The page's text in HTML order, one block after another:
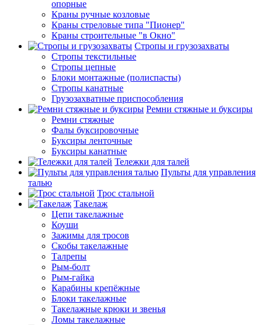
опорные
Краны ручные козловые
Краны стреловые типа "Пионер"
Краны строительные "в Окно"
Стропы и грузозахваты
Стропы текстильные
Стропы цепные
Блоки монтажные (полиспасты)
Стропы канатные
Грузозахватные приспособления
Ремни стяжные и буксиры
Ремни стяжные
Фалы буксировочные
Буксиры ленточные
Буксиры канатные
Тележки для талей
Пульты для управления
талью
Трос стальной
Такелаж
Цепи такелажные
Коуши
Зажимы для тросов
Скобы такелажные
Талрепы
Рым-болт
Рым-гайка
Карабины крепёжные
Блоки такелажные
Такелажные крюки и звенья
Ломы такелажные